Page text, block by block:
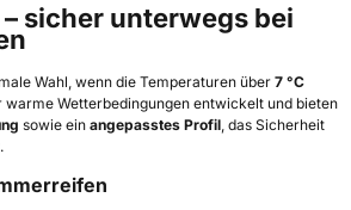
sicher unterwegs bei
Wahl, wenn die Temperaturen über 7 °C
warme Wetterbedingungen entwickelt und bieten
sowie ein angepasstes Profil , das Sicherheit